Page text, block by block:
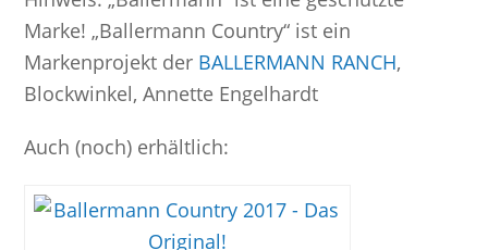
Marke! „Ballermann Country“ ist ein
Markenprojekt der BALLERMANN RANCH,
Blockwinkel, Annette Engelhardt
Auch (noch) erhältlich: